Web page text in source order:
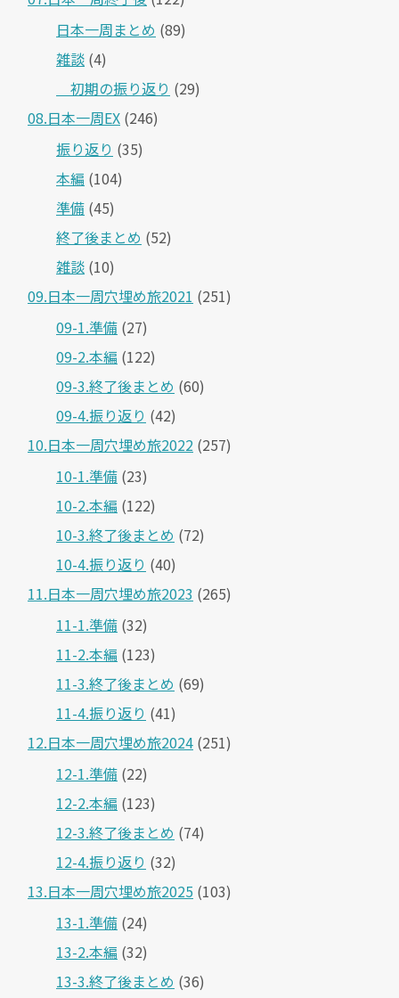
日本一周まとめ (89)
雑談 (4)
＿初期の振り返り (29)
08.日本一周EX (246)
振り返り (35)
本編 (104)
準備 (45)
終了後まとめ (52)
雑談 (10)
09.日本一周穴埋め旅2021 (251)
09-1.準備 (27)
09-2.本編 (122)
09-3.終了後まとめ (60)
09-4.振り返り (42)
10.日本一周穴埋め旅2022 (257)
10-1.準備 (23)
10-2.本編 (122)
10-3.終了後まとめ (72)
10-4.振り返り (40)
11.日本一周穴埋め旅2023 (265)
11-1.準備 (32)
11-2.本編 (123)
11-3.終了後まとめ (69)
11-4.振り返り (41)
12.日本一周穴埋め旅2024 (251)
12-1.準備 (22)
12-2.本編 (123)
12-3.終了後まとめ (74)
12-4.振り返り (32)
13.日本一周穴埋め旅2025 (103)
13-1.準備 (24)
13-2.本編 (32)
13-3.終了後まとめ (36)